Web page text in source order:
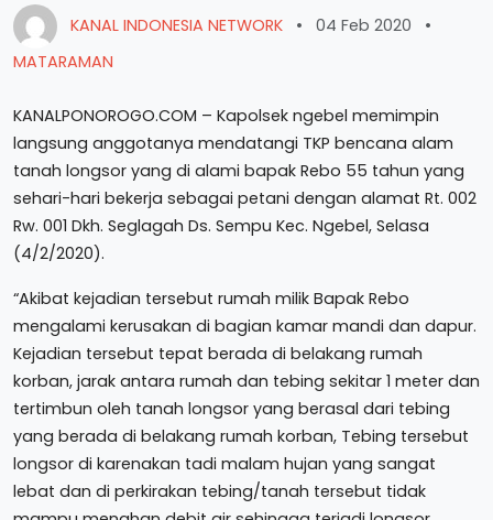
KANAL INDONESIA NETWORK • 04 Feb 2020
•
MATARAMAN
KANALPONOROGO.COM – Kapolsek ngebel memimpin
langsung anggotanya mendatangi TKP bencana alam
tanah longsor yang di alami bapak Rebo 55 tahun yang
sehari-hari bekerja sebagai petani dengan alamat Rt. 002
Rw. 001 Dkh. Seglagah Ds. Sempu Kec. Ngebel, Selasa
(4/2/2020).
“Akibat kejadian tersebut rumah milik Bapak Rebo
mengalami kerusakan di bagian kamar mandi dan dapur.
Kejadian tersebut tepat berada di belakang rumah
korban, jarak antara rumah dan tebing sekitar 1 meter dan
tertimbun oleh tanah longsor yang berasal dari tebing
yang berada di belakang rumah korban, Tebing tersebut
longsor di karenakan tadi malam hujan yang sangat
lebat dan di perkirakan tebing/tanah tersebut tidak